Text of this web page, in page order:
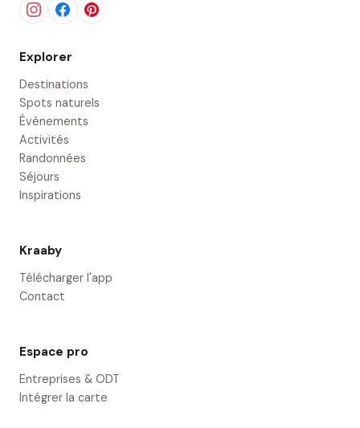
Explorer
Destinations
Spots naturels
Événements
Activités
Randonnées
Séjours
Inspirations
Kraaby
Télécharger l'app
Contact
Espace pro
Entreprises & ODT
Intégrer la carte